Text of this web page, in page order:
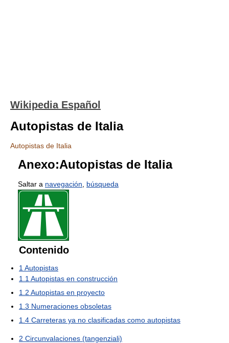
Wikipedia Español
Autopistas de Italia
Autopistas de Italia
Anexo:Autopistas de Italia
Saltar a navegación búsqueda
Contenido
1 Autopistas
1.1 Autopistas en construcción
1.2 Autopistas en proyecto
1.3 Numeraciones obsoletas
1.4 Carreteras ya no clasificadas como autopistas
2 Circunvalaciones (tangenziali)